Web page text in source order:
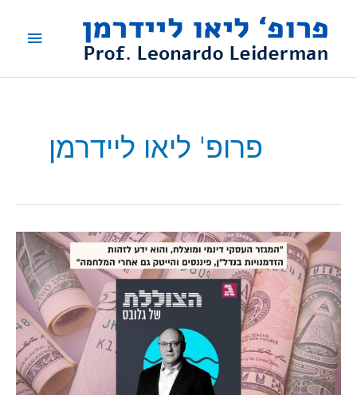
ראשי
פרופ' ליאו ליידרמן
פרופ'
ליידרמן
בפודקאסט
"הצוללת"
של
גלובס:
"יש
תחומים
שמזהים